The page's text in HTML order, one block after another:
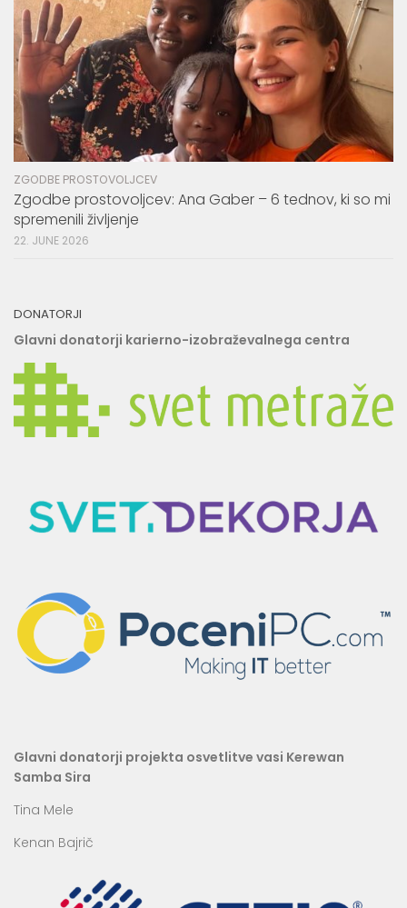
ZGODBE PROSTOVOLJCEV
Zgodbe prostovoljcev: Ana Gaber – 6 tednov, ki so mi
spremenili življenje
22. JUNE 2026
DONATORJI
Glavni donatorji karierno-izobraževalnega centra
Glavni donatorji projekta osvetlitve vasi Kerewan
Samba Sira
Tina Mele
Kenan Bajrič